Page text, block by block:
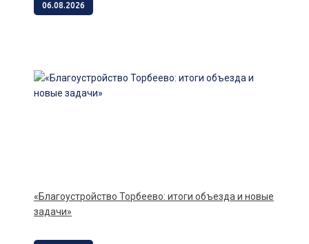
06.08.2026
«Благоустройство Торбеево: итоги объезда и новые
задачи»